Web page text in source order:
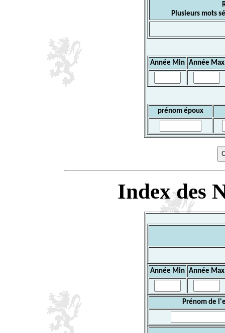
Plusieurs mots
Année Min Année Max
prénom époux
Index des
Année Min Année Max
Prénom de